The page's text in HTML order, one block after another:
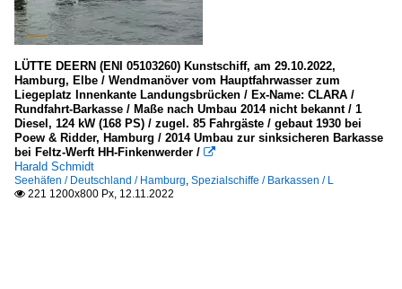
LÜTTE DEERN (ENI 05103260) Kunstschiff, am 29.10.2022,
Hamburg, Elbe / Wendmanöver vom Hauptfahrwasser zum
Liegeplatz Innenkante Landungsbrücken / Ex-Name: CLARA /
Rundfahrt-Barkasse / Maße nach Umbau 2014 nicht bekannt / 1
Diesel, 124 kW (168 PS) / zugel. 85 Fahrgäste / gebaut 1930 bei
Poew & Ridder, Hamburg / 2014 Umbau zur sinksicheren Barkasse
bei Feltz-Werft HH-Finkenwerder / 
Harald Schmidt
Seehäfen / Deutschland / Hamburg, Spezialschiffe / Barkassen / L
 221 1200x800 Px, 12.11.2022